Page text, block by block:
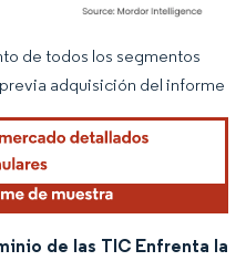
atribución según CC BY 4.0.
de todos los segmentos
adquisición del informe
de las TIC Enfrenta la